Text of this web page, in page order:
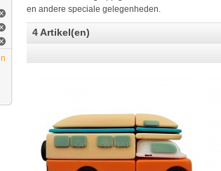
en andere speciale gelegenheden.
4 Artikel(en)